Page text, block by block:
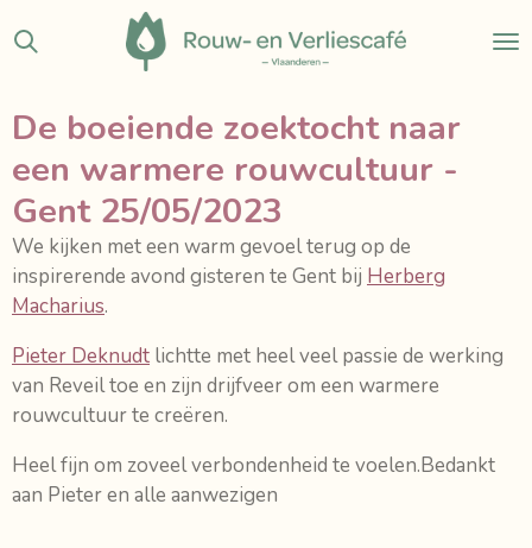
Ga
direct
de
hoofdinhoud
De boeiende zoektocht naar
een warmere rouwcultuur -
Gent 25/05/2023
We kijken met een warm gevoel terug op de
inspirerende avond gisteren te Gent bij Herberg
Macharius.
Pieter Deknudt lichtte met heel veel passie de werking
van Reveil toe en zijn drijfveer om een warmere
rouwcultuur te creëren.
Heel fijn om zoveel verbondenheid te voelen.Bedankt
aan Pieter en alle aanwezigen